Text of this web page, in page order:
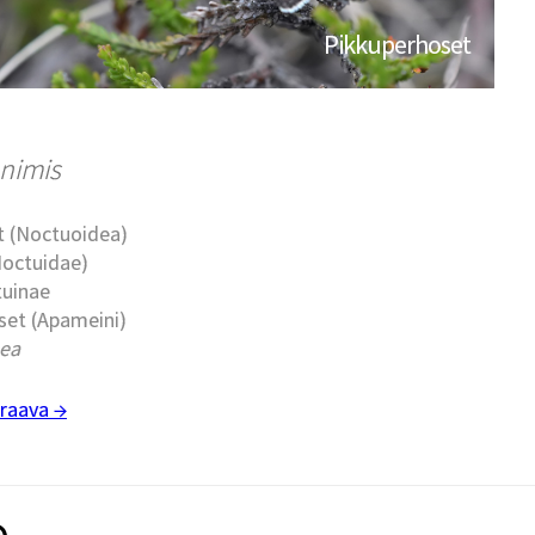
Pikkuperhoset
(Noctuoidea)
(Apameini)
→